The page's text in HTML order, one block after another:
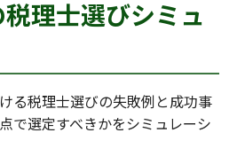
理士選びシミュ
る税理士選びの失敗例と成功事
で選定すべきかをシミュレーシ